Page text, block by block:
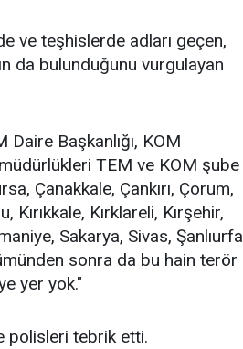
ve teşhislerde adları geçen,
da bulunduğunu vurgulayan
Başkanlığı, KOM
TEM ve KOM şube
Çanakkale, Çankırı, Çorum,
Kırklareli, Kırşehir,
Sakarya, Sivas, Şanlıurfa
sonra da bu hain terör
yer yok."
polisleri tebrik etti.